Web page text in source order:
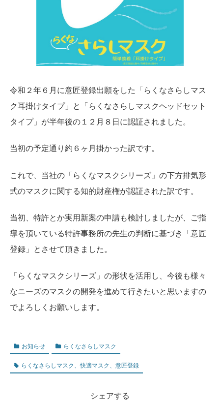
令和２年６月に意匠登録出願をした「らくなさらしマス
ク耳掛けタイプ」と「らくなさらしマスクヘッドセット
タイプ」が半年後の１２月８日に認証されました。
当初の予定通り約６ヶ月掛かった訳です。
これで、当社の「らくなマスクシリーズ」の下方排気形
式のマスクに関する知的財産権が認証された訳です。
当初、特許とか実用新案の申請も検討しましたが、ご指
導を頂いている特許事務所の先生の判断に基づき「意匠
登録」とさせて頂きました。
「らくなマスクシリーズ」の形状を活用し、今後も様々
なニーズのマスクの開発を進めて行きたいと思いますの
でよろしくお願いします。
お知らせ らくなさらしマスク
らくなさらしマスク、快適マスク、意匠登録
シェアする